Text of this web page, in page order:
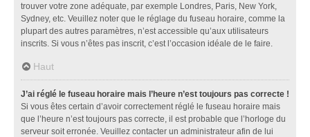
trouver votre zone adéquate, par exemple Londres, Paris, New York,
Sydney, etc. Veuillez noter que le réglage du fuseau horaire, comme la
plupart des autres paramètres, n’est accessible qu’aux utilisateurs
inscrits. Si vous n’êtes pas inscrit, c’est l’occasion idéale de le faire.
Haut
J’ai réglé le fuseau horaire mais l’heure n’est toujours pas correcte !
Si vous êtes certain d’avoir correctement réglé le fuseau horaire mais
que l’heure n’est toujours pas correcte, il est probable que l’horloge du
serveur soit erronée. Veuillez contacter un administrateur afin de lui